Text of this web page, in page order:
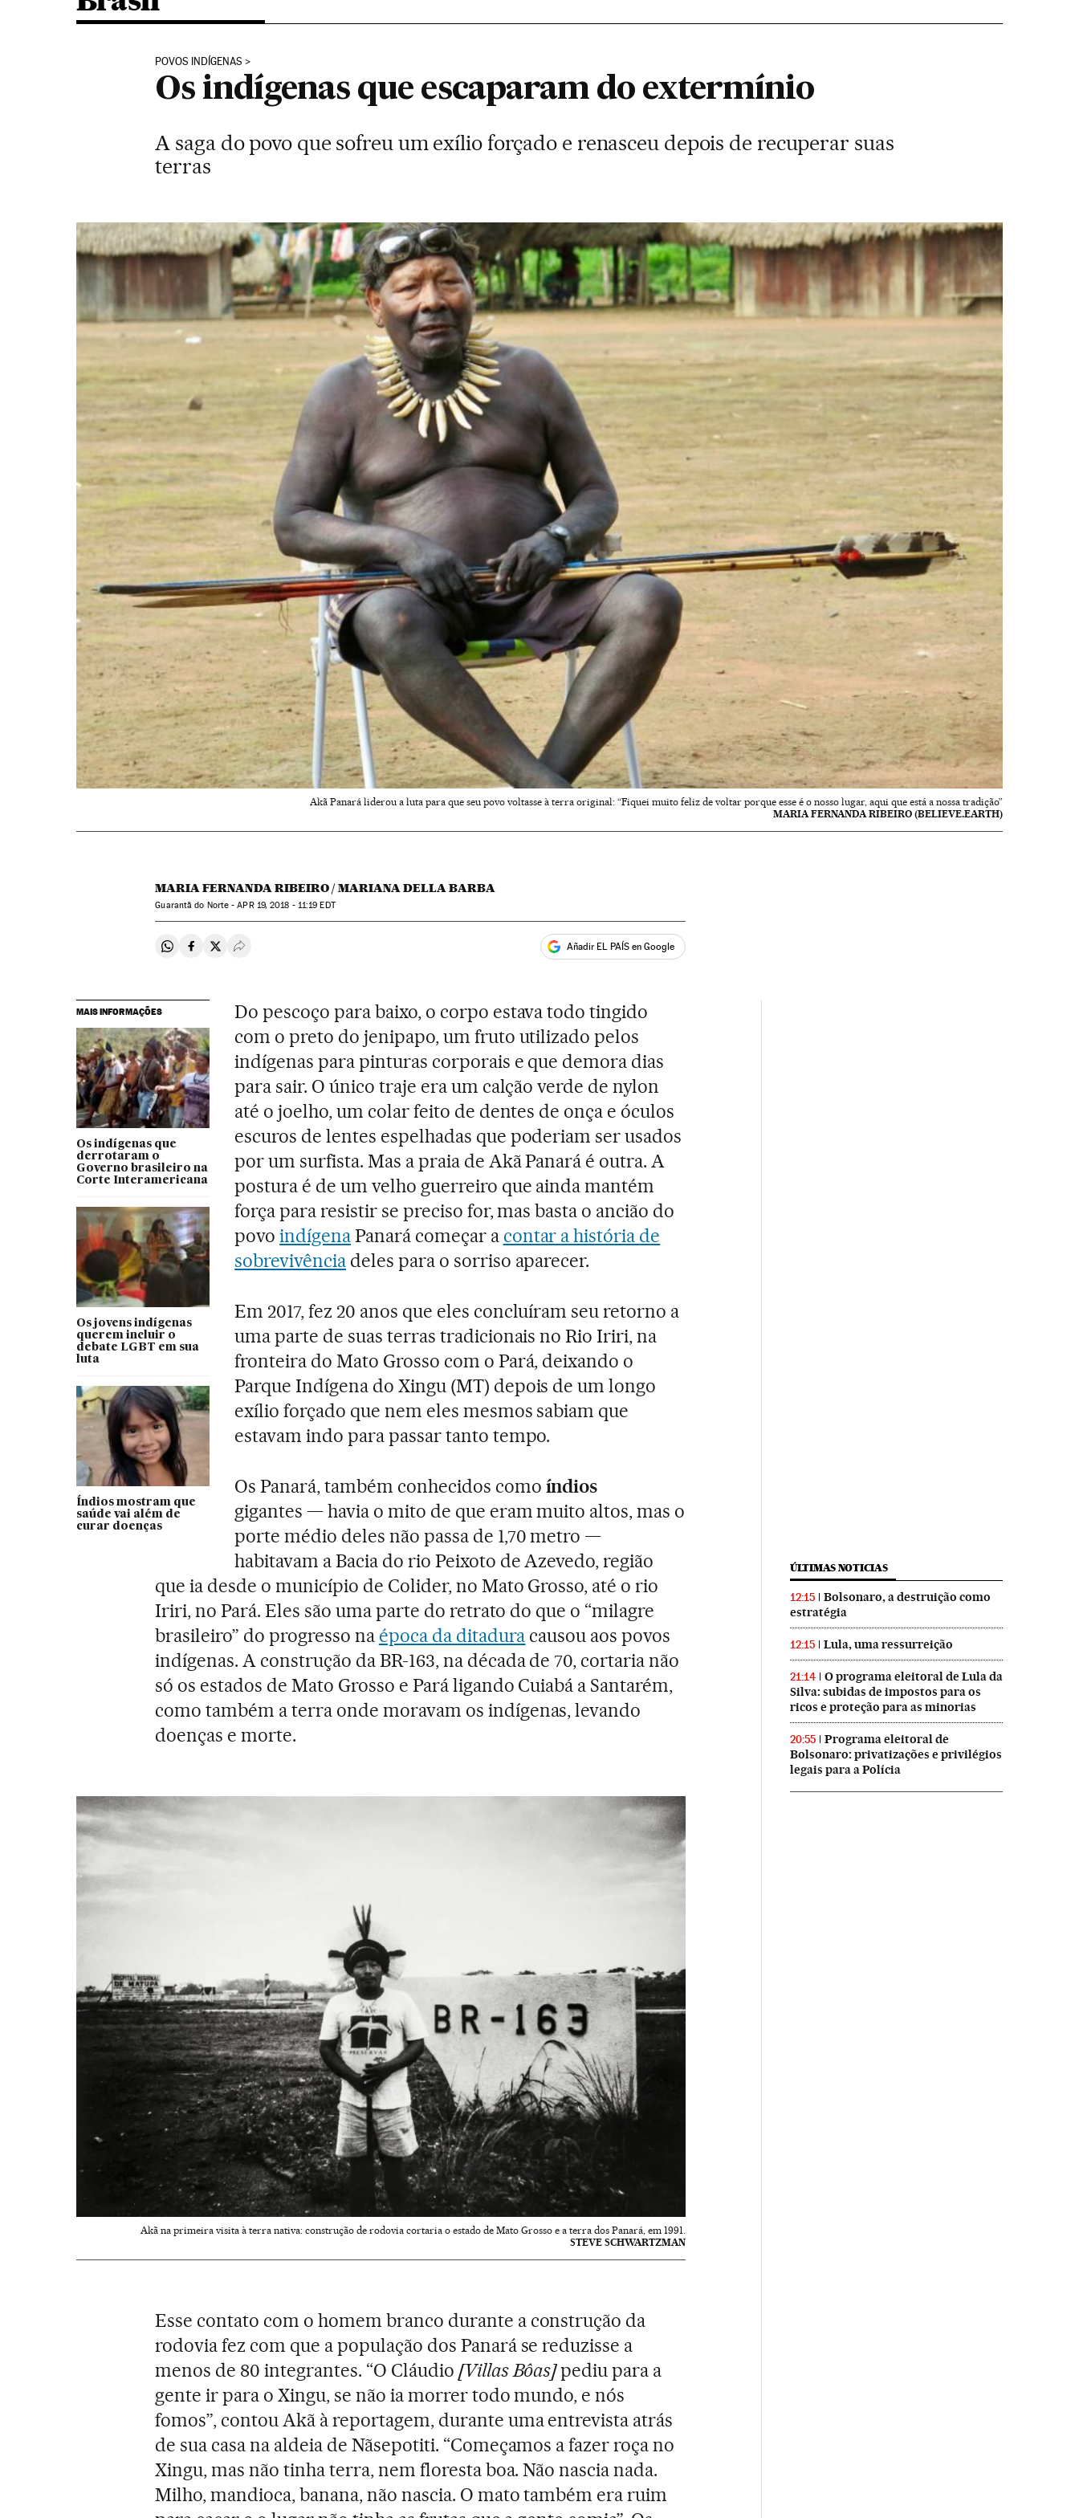
POVOS INDÍGENAS
Os indígenas que escaparam do extermínio
A saga do povo que sofreu um exílio forçado e renasceu depois de recuperar suas
terras
Akã Panará liderou a luta para que seu povo voltasse à terra original: “Fiquei muito feliz de voltar porque esse é o nosso lugar, aqui que está a nossa tradição”
MARIA FERNANDA RIBEIRO (BELIEVE.EARTH)
MARIA FERNANDA RIBEIRO / MARIANA DELLA BARBA
Guarantã do Norte -APR19, 2018 - 11:19 EDT
Compartir en Whatsapp
Compartir en Facebook
Compartir en Twitter
Desplegar Redes Sociales Añadir EL PAÍS en Google
MAIS INFORMAÇÕES
Os indígenas que
derrotaram o
Governo brasileiro na
Corte Interamericana
Os jovens indígenas
querem incluir o
debate LGBT em sua
luta
Índios mostram que
saúde vai além de
curar doenças
Do pescoço para baixo, o corpo estava todo tingido
com o preto do jenipapo, um fruto utilizado pelos
indígenas para pinturas corporais e que demora dias
para sair. O único traje era um calção verde de nylon
até o joelho, um colar feito de dentes de onça e óculos
escuros de lentes espelhadas que poderiam ser usados
por um surfista. Mas a praia de Akã Panará é outra. A
postura é de um velho guerreiro que ainda mantém
força para resistir se preciso for, mas basta o ancião do
povoindígenaPanará começar a contar a história de
sobrevivênciadeles para o sorriso aparecer.
Em 2017, fez 20 anos que eles concluíram seu retorno a
uma parte de suas terras tradicionais no Rio Iriri, na
fronteira do Mato Grosso com o Pará, deixando o
Parque Indígena do Xingu (MT) depois de um longo
exílio forçado que nem eles mesmos sabiam que
estavam indo para passar tanto tempo.
Os Panará, também conhecidos como índios
gigantes — havia o mito de que eram muito altos, mas o
porte médio deles não passa de 1,70 metro —
habitavam a Bacia do rio Peixoto de Azevedo, região
que ia desde o município de Colider, no Mato Grosso, até o rio
Iriri, no Pará. Eles são uma parte do retrato do que o “milagre
brasileiro” do progresso na época da ditadura causou aos povos
indígenas. A construção da BR-163, na década de 70, cortaria não
só os estados de Mato Grosso e Pará ligando Cuiabá a Santarém,
como também a terra onde moravam os indígenas, levando
doenças e morte.
Akã na primeira visita à terra nativa: construção de rodovia cortaria o estado de Mato Grosso e a terra dos Panará, em 1991.
STEVE SCHWARTZMAN
Esse contato com o homem branco durante a construção da
rodovia fez com que a população dos Panará se reduzisse a
menos de 80 integrantes. “O Cláudio [Villas Bôas]pediu para a
gente ir para o Xingu, se não ia morrer todo mundo, e nós
fomos”, contou Akã à reportagem, durante uma entrevista atrás
de sua casa na aldeia de Nãsepotiti. “Começamos a fazer roça no
Xingu, mas não tinha terra, nem floresta boa. Não nascia nada.
Milho, mandioca, banana, não nascia. O mato também era ruim
ÚLTIMAS NOTICIAS
12:15
Bolsonaro, a destruição como
estratégia
12:15 Lula, uma ressurreição
21:14
O programa eleitoral de Lula da
Silva: subidas de impostos para os
ricos e proteção para as minorias
20:55
Programa eleitoral de
Bolsonaro: privatizações e privilégios
legais para a Polícia